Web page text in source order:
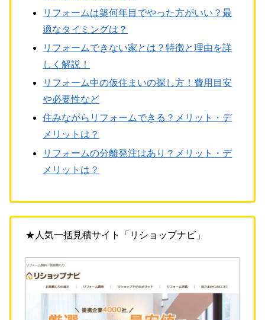
リフォームは築何年目でやった方がいい？最
適なタイミングは？
リフォームできない家とは？特徴と理由を詳
しく解説！
リフォーム中の仮住まいの探し方！費用目安
や必要性など
住みながらリフォームできる？メリット・デ
メリットは？
リフォームの分離発注はあり？メリット・デ
メリットは？
★人気一括見積サイト「リショップナビ」